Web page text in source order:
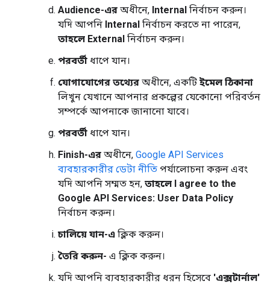
Audience-এর অধীনে, Internal নির্বাচন করুন।
যদি আপনি Internal নির্বাচন করতে না পারেন,
তাহলে External নির্বাচন করুন।
পরবর্তী ধাপে যান।
যোগাযোগের তথ্যের অধীনে, একটি ইমেল ঠিকানা
লিখুন যেখানে আপনার প্রকল্পের যেকোনো পরিবর্তন
সম্পর্কে আপনাকে জানানো যাবে।
পরবর্তী ধাপে যান।
Finish-এর অধীনে, Google API Services
ব্যবহারকারীর ডেটা নীতি পর্যালোচনা করুন এবং
যদি আপনি সম্মত হন, তাহলে I agree to the
Google API Services: User Data Policy
নির্বাচন করুন।
চালিয়ে যান-এ ক্লিক করুন।
তৈরি করুন- এ ক্লিক করুন।
যদি আপনি ব্যবহারকারীর ধরন হিসেবে 'এক্সটার্নাল'